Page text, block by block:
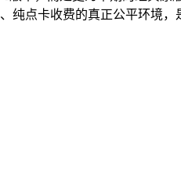
纯点卡收费的真正公平环境